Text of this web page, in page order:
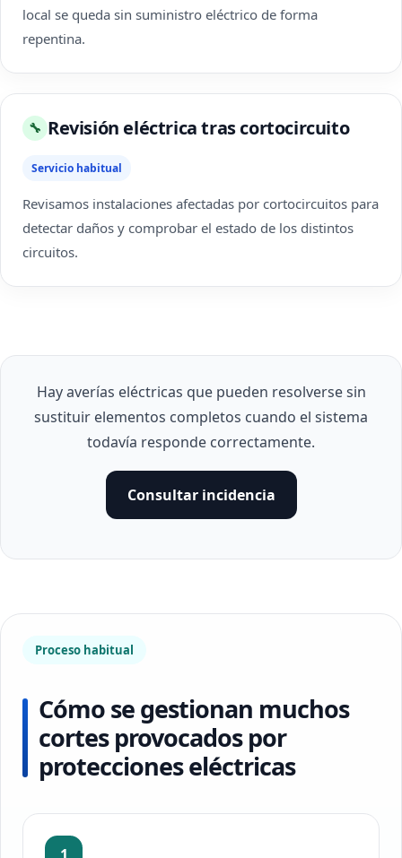
local se queda sin suministro eléctrico de forma
repentina.
🔧 Revisión eléctrica tras cortocircuito
Servicio habitual
Revisamos instalaciones afectadas por cortocircuitos para
detectar daños y comprobar el estado de los distintos
circuitos.
Hay averías eléctricas que pueden resolverse sin
sustituir elementos completos cuando el sistema
todavía responde correctamente.
Consultar incidencia
Proceso habitual
Cómo se gestionan muchos
cortes provocados por
protecciones eléctricas
1